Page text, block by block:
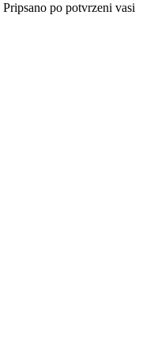
Pripsano po potvrzeni vasi